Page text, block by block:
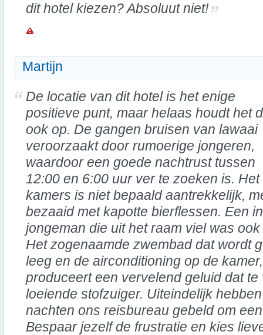
dit hotel kiezen? Absoluut niet!
Martijn
De locatie van dit hotel is het enige
positieve punt, maar helaas houdt het
ook op. De gangen bruisen van lawaai
veroorzaakt door rumoerige jongeren,
waardoor een goede nachtrust tussen
12:00 en 6:00 uur ver te zoeken is.
kamers is niet bepaald aantrekkelijk,
bezaaid met kapotte bierflessen. Een
jongeman die uit het raam viel was
Het zogenaamde zwembad dat wordt
leeg en de airconditioning op de
produceert een vervelend geluid dat
loeiende stofzuiger. Uiteindelijk
nachten ons reisbureau gebeld om
Bespaar jezelf de frustratie en kies